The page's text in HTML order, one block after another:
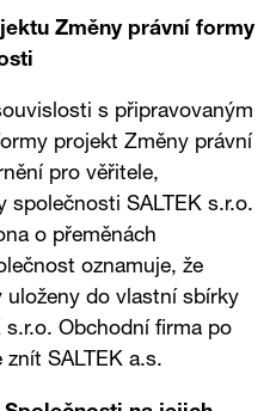
Změny právní formy
s připravovaným
projekt Změny právní
pro věřitele,
společnosti SALTEK s.r.o.
o přeměnách
oznamuje, že
uloženy do vlastní sbírky
s.r.o. Obchodní firma po
SALTEK a.s.